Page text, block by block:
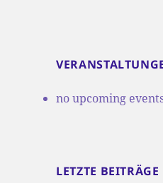
no upcoming
LETZTE BEITRÄGE